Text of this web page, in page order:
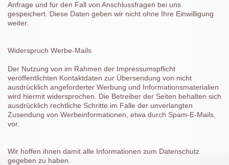
Anfrage und für den Fall von Anschlussfragen bei uns
gespeichert. Diese Daten geben wir nicht ohne Ihre Einwilligung
weiter.
Widerspruch Werbe-Mails
Der Nutzung von im Rahmen der Impressumspflicht
veröffentlichten Kontaktdaten zur Übersendung von nicht
ausdrücklich angeforderter Werbung und Informationsmaterialien
wird hiermit widersprochen. Die Betreiber der Seiten behalten sich
ausdrücklich rechtliche Schritte im Falle der unverlangten
Zusendung von Werbeinformationen, etwa durch Spam-E-Mails,
vor.
Wir hoffen ihnen damit alle Informationen zum Datenschutz
gegeben zu haben.